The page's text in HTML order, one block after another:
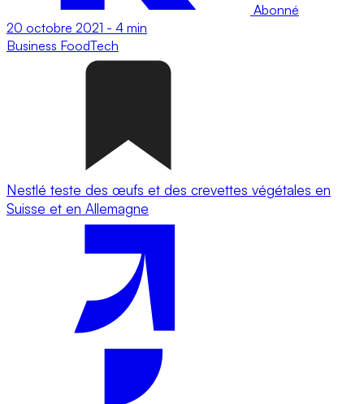
Abonné
20 octobre 2021 - 4 min
Business FoodTech
Nestlé teste des œufs et des crevettes végétales en
Suisse et en Allemagne